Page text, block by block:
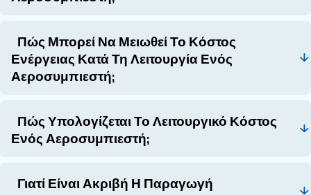
Εξερευνήστε τη συλλογή μας
σχετίζεται με τον πεπιεσμένο αέρα. Για να το
θα πρέπει να λάβετε υπόψη παράγοντες όπως η
απόδοση.